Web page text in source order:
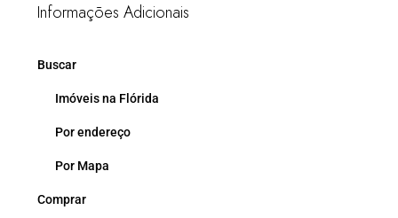
Informações Adicionais
Buscar
Imóveis na Flórida
Por endereço
Por Mapa
Comprar